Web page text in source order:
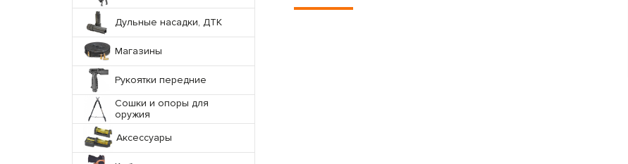
Дульные насадки, ДТК
Магазины
Рукоятки передние
Сошки и опоры для
оружия
Аксессуары